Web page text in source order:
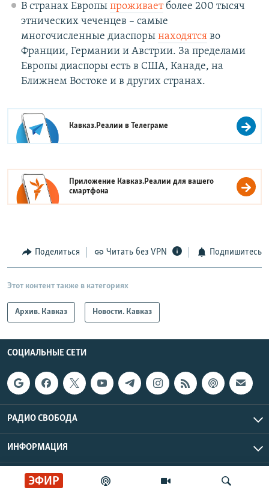
ЭФИР
В странах Европы проживаетболее 200 тысяч
этнических чеченцев – самые
многочисленные диаспоры находятсяво
Франции, Германии и Австрии. За пределами
Европы диаспоры есть в США, Канаде, на
Ближнем Востоке и в других странах.
Кавказ.Реалии вТелеграме
Приложение Кавказ.Реалии для вашего
смартфона
Поделиться Читать без VPN Подпишитесь
Этот контент также в категориях
Архив. Кавказ Новости. Кавказ
СОЦИАЛЬНЫЕ СЕТИ
РАДИО СВОБОДА
ИНФОРМАЦИЯ
Радио Свобода © 2026 RFE/RL, Inc. | Все права защищены.